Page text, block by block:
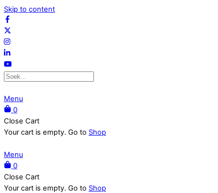
Skip to content
Menu
0
Close Cart
Your cart is empty. Go to Shop
Menu
0
Close Cart
Your cart is empty. Go to Shop